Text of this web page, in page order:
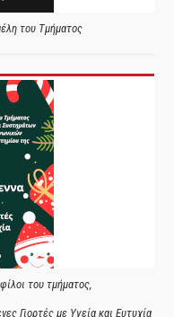
του Τμήματος
του τμήματος,
Γιορτές με Υγεία και Ευτυχία